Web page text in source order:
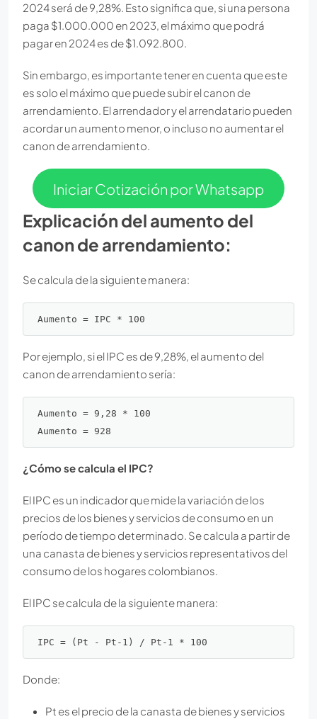
2024 será de 9,28%. Esto significa que, si una persona
paga $1.000.000 en 2023, el máximo que podrá
pagar en 2024 es de $1.092.800.
Sin embargo, es importante tener en cuenta que este
es solo el máximo que puede subir el canon de
arrendamiento. El arrendador y el arrendatario pueden
acordar un aumento menor, o incluso no aumentar el
canon de arrendamiento.
Iniciar Cotización por Whatsapp
Explicación del aumento del
canon de arrendamiento:
Se calcula de la siguiente manera:
Por ejemplo, si el IPC es de 9,28%, el aumento del
canon de arrendamiento sería:
Aumento = 9,28 * 100
Aumento = 928
¿Cómo se calcula el IPC?
El IPC es un indicador que mide la variación de los
precios de los bienes y servicios de consumo en un
período de tiempo determinado. Se calcula a partir de
una canasta de bienes y servicios representativos del
consumo de los hogares colombianos.
El IPC se calcula de la siguiente manera:
Donde:
Pt es el precio de la canasta de bienes y servicios